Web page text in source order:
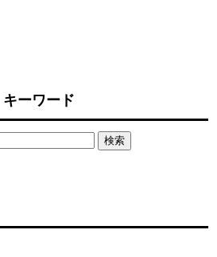
キーワード